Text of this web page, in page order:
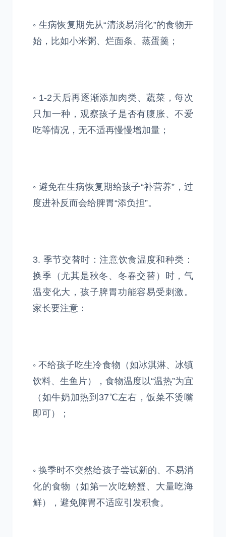
◦ 生病恢复期先从“清淡易消化”的食物开
始，比如小米粥、烂面条、蒸蛋羹；
◦ 1-2天后再逐渐添加肉类、蔬菜，每次
只加一种，观察孩子是否有腹胀、不爱
吃等情况，无不适再慢慢增加量；
◦ 避免在生病恢复期给孩子“补营养”，过
度进补反而会给脾胃“添负担”。
3. 季节交替时：注意饮食温度和种类：
换季（尤其是秋冬、冬春交替）时，气
温变化大，孩子脾胃功能容易受刺激。
家长要注意：
◦ 不给孩子吃生冷食物（如冰淇淋、冰镇
饮料、生鱼片），食物温度以“温热”为宜
（如牛奶加热到37℃左右，饭菜不烫嘴
即可）；
◦ 换季时不突然给孩子尝试新的、不易消
化的食物（如第一次吃螃蟹、大量吃海
鲜），避免脾胃不适应引发积食。